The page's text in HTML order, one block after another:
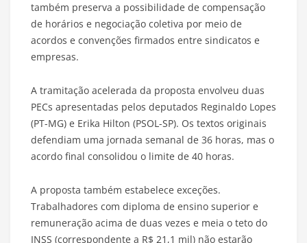
também preserva a possibilidade de compensação
de horários e negociação coletiva por meio de
acordos e convenções firmados entre sindicatos e
empresas.
A tramitação acelerada da proposta envolveu duas
PECs apresentadas pelos deputados Reginaldo Lopes
(PT-MG) e Erika Hilton (PSOL-SP). Os textos originais
defendiam uma jornada semanal de 36 horas, mas o
acordo final consolidou o limite de 40 horas.
A proposta também estabelece exceções.
Trabalhadores com diploma de ensino superior e
remuneração acima de duas vezes e meia o teto do
INSS (correspondente a R$ 21,1 mil) não estarão